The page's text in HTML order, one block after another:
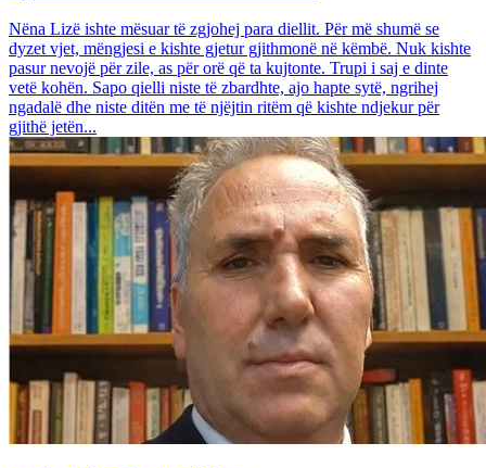
Nëna Lizë ishte mësuar të zgjohej para diellit. Për më shumë se
dyzet vjet, mëngjesi e kishte gjetur gjithmonë në këmbë. Nuk kishte
pasur nevojë për zile, as për orë që ta kujtonte. Trupi i saj e dinte
vetë kohën. Sapo qielli niste të zbardhte, ajo hapte sytë, ngrihej
ngadalë dhe niste ditën me të njëjtin ritëm që kishte ndjekur për
gjithë jetën...